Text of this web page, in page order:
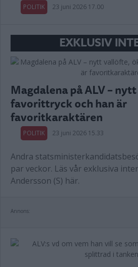
POLITIK 23 juni 2026 17.00
EXKLUSIV
Magdalena på ALV –
favorittryck och han är
favoritkaraktären
POLITIK 23 juni 2026 15.33
Andra
par veckor. Läs vår exklusiva
Andersson (S) här.
Annons: